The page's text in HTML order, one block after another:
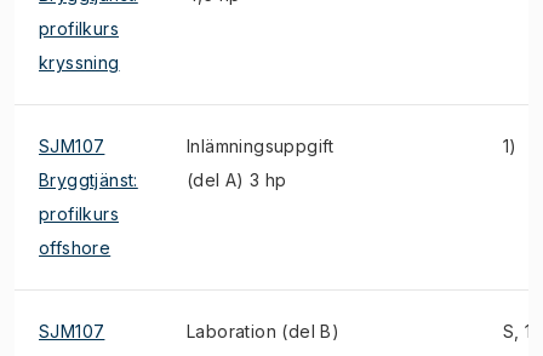
profilkurs
kryssning
SJM107
Bryggtjänst:
profilkurs
offshore
Inlämningsuppgift
(del A) 3 hp
1)
SJM107
Laboration (del B)
S, 1)